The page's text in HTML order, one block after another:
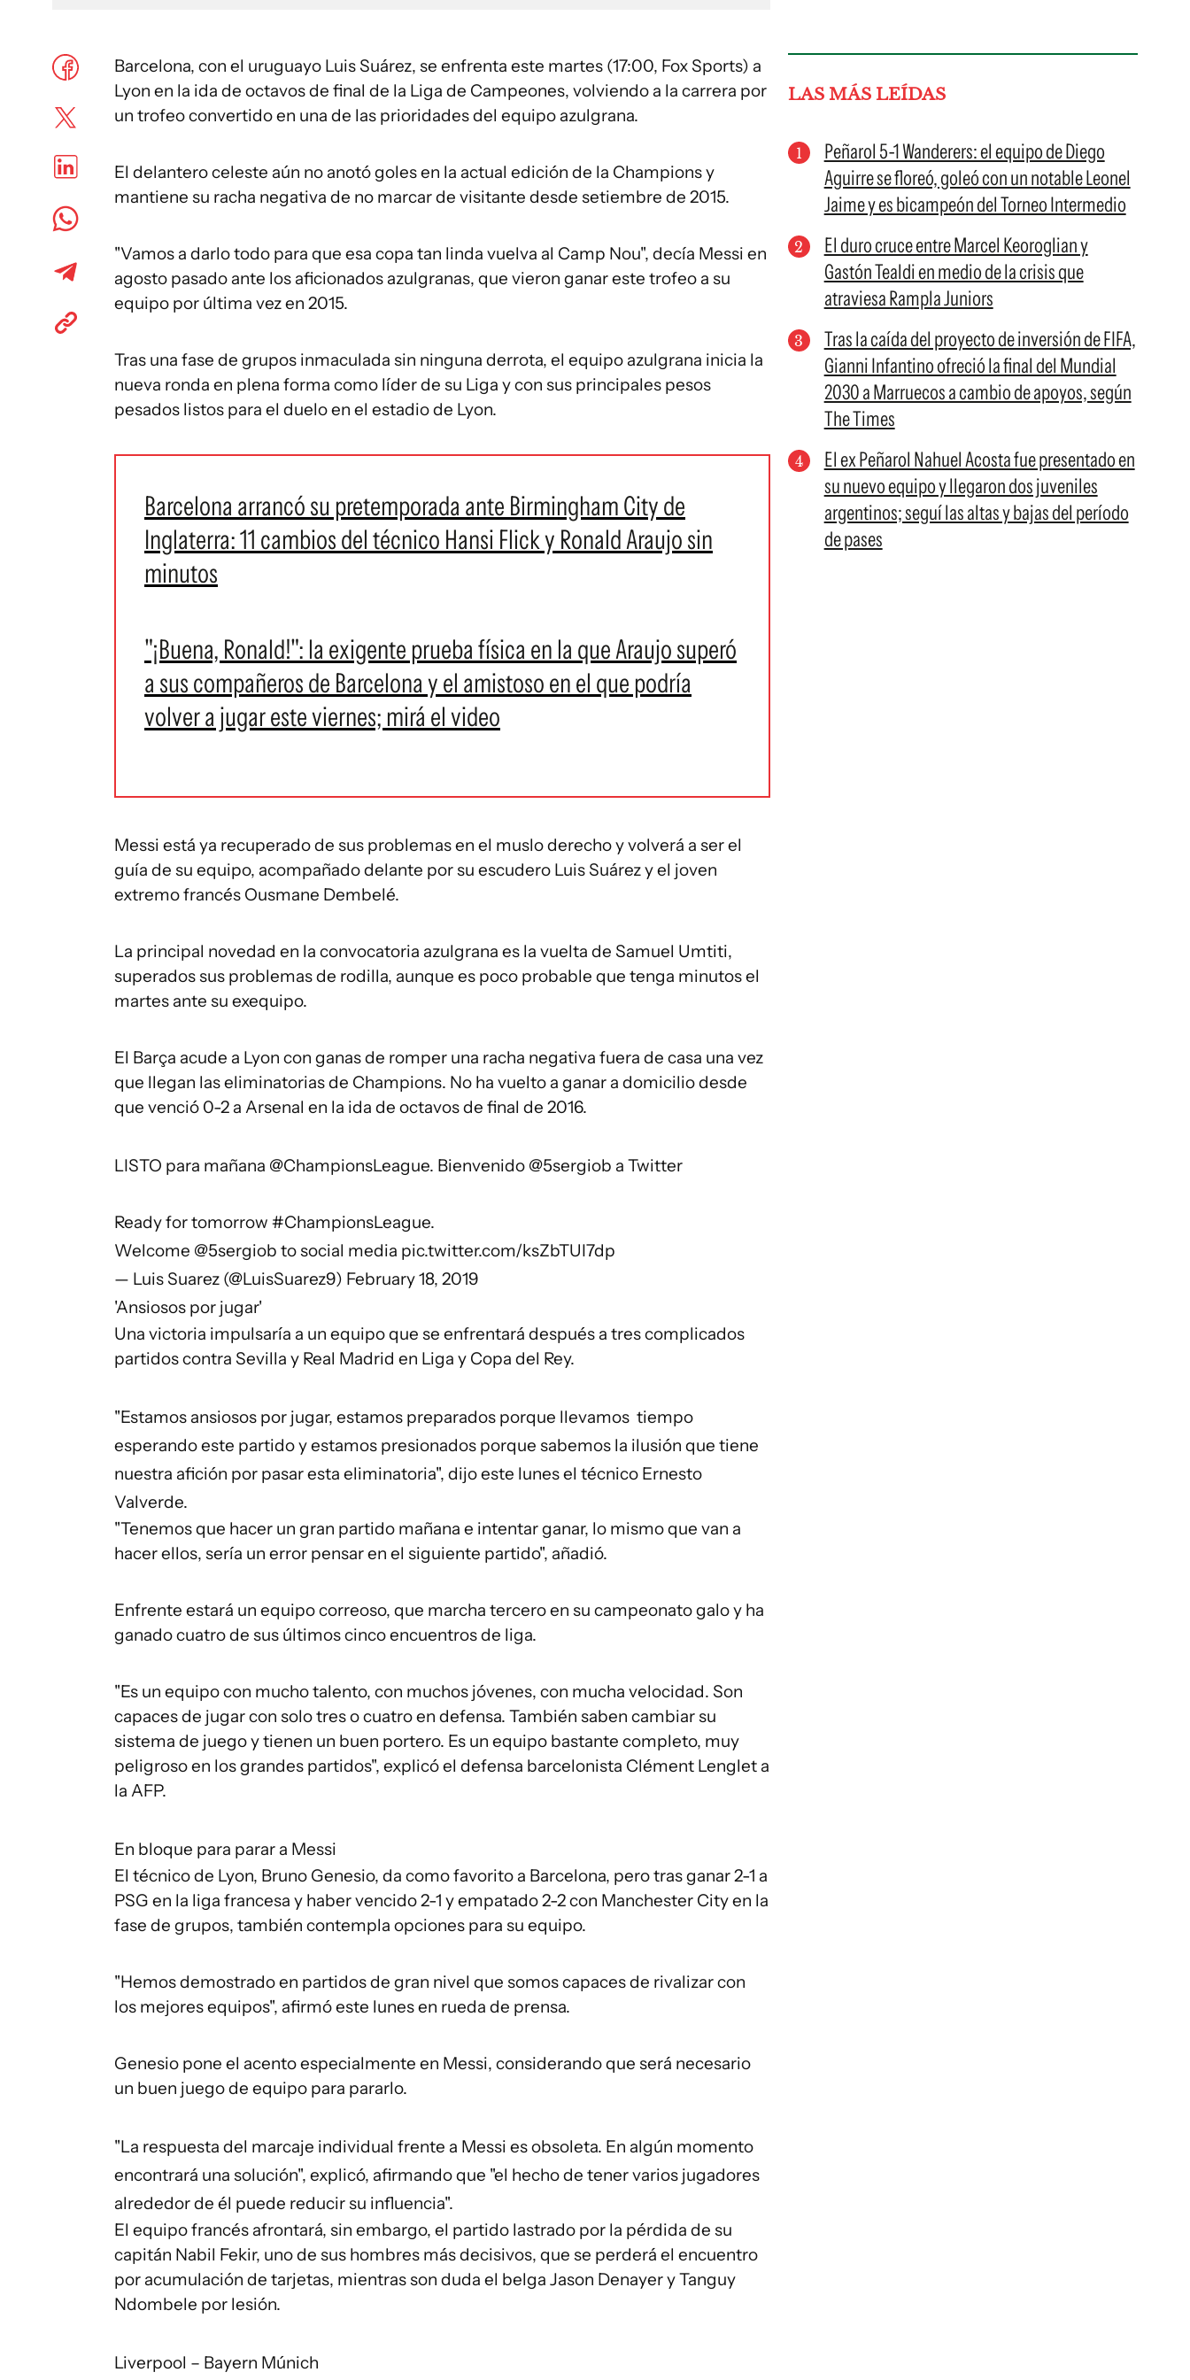
Barcelona, con el uruguayo Luis Suárez, se enfrenta este martes (17:00, Fox Sports) a
Lyon en la ida de octavos de final de la Liga de Campeones, volviendo a la carrera por
un trofeo convertido en una de las prioridades del equipo azulgrana.
El delantero celeste aún no anotó goles en la actual edición de la Champions y
mantiene su racha negativa de no marcar de visitante desde setiembre de 2015.
"Vamos a darlo todo para que esa copa tan linda vuelva al Camp Nou", decía Messi en
agosto pasado ante los aficionados azulgranas, que vieron ganar este trofeo a su
equipo por última vez en 2015.
Tras una fase de grupos inmaculada sin ninguna derrota, el equipo azulgrana inicia la
nueva ronda en plena forma como líder de su Liga y con sus principales pesos
pesados listos para el duelo en el estadio de Lyon.
Barcelona arrancó su pretemporada ante Birmingham City de
Inglaterra: 11 cambios del técnico Hansi Flick y Ronald Araujo sin
minutos
"¡Buena, Ronald!": la exigente prueba física en la que Araujo superó
a sus compañeros de Barcelona y el amistoso en el que podría
volver a jugar este viernes; mirá el video
Messi está ya recuperado de sus problemas en el muslo derecho y volverá a ser el
guía de su equipo, acompañado delante por su escudero Luis Suárez y el joven
extremo francés Ousmane Dembelé.
La principal novedad en la convocatoria azulgrana es la vuelta de Samuel Umtiti,
superados sus problemas de rodilla, aunque es poco probable que tenga minutos el
martes ante su exequipo.
El Barça acude a Lyon con ganas de romper una racha negativa fuera de casa una vez
que llegan las eliminatorias de Champions. No ha vuelto a ganar a domicilio desde
que venció 0-2 a Arsenal en la ida de octavos de final de 2016.
LISTO para mañana @ChampionsLeague. Bienvenido @5sergiob a Twitter
Ready for tomorrow #ChampionsLeague.
Welcome @5sergiob to social media pic.twitter.com/ksZbTUI7dp
— Luis Suarez (@LuisSuarez9) February 18, 2019
'Ansiosos por jugar'
Una victoria impulsaría a un equipo que se enfrentará después a tres complicados
partidos contra Sevilla y Real Madrid en Liga y Copa del Rey.
"Estamos ansiosos por jugar, estamos preparados porque llevamos tiempo
esperando este partido y estamos presionados porque sabemos la ilusión que tiene
nuestra afición por pasar esta eliminatoria", dijo este lunes el técnico Ernesto
Valverde.
"Tenemos que hacer un gran partido mañana e intentar ganar, lo mismo que van a
hacer ellos, sería un error pensar en el siguiente partido", añadió.
Enfrente estará un equipo correoso, que marcha tercero en su campeonato galo y ha
ganado cuatro de sus últimos cinco encuentros de liga.
"Es un equipo con mucho talento, con muchos jóvenes, con mucha velocidad. Son
capaces de jugar con solo tres o cuatro en defensa. También saben cambiar su
sistema de juego y tienen un buen portero. Es un equipo bastante completo, muy
peligroso en los grandes partidos", explicó el defensa barcelonista Clément Lenglet a
la AFP.
En bloque para parar a Messi
El técnico de Lyon, Bruno Genesio, da como favorito a Barcelona, pero tras ganar 2-1 a
PSG en la liga francesa y haber vencido 2-1 y empatado 2-2 con Manchester City en la
fase de grupos, también contempla opciones para su equipo.
"Hemos demostrado en partidos de gran nivel que somos capaces de rivalizar con
los mejores equipos", afirmó este lunes en rueda de prensa.
Genesio pone el acento especialmente en Messi, considerando que será necesario
un buen juego de equipo para pararlo.
"La respuesta del marcaje individual frente a Messi es obsoleta. En algún momento
encontrará una solución", explicó, afirmando que "el hecho de tener varios jugadores
alrededor de él puede reducir su influencia".
El equipo francés afrontará, sin embargo, el partido lastrado por la pérdida de su
capitán Nabil Fekir, uno de sus hombres más decisivos, que se perderá el encuentro
por acumulación de tarjetas, mientras son duda el belga Jason Denayer y Tanguy
Ndombele por lesión.
Liverpool – Bayern Múnich
LAS MÁS LEÍDAS
Peñarol 5-1 Wanderers: el equipo de Diego
Aguirre se floreó, goleó con un notable Leonel
Jaime y es bicampeón del Torneo Intermedio
El duro cruce entre Marcel Keoroglian y
Gastón Tealdi en medio de la crisis que
atraviesa Rampla Juniors
Tras la caída del proyecto de inversión de FIFA,
Gianni Infantino ofreció la final del Mundial
2030 a Marruecos a cambio de apoyos, según
The Times
El ex Peñarol Nahuel Acosta fue presentado en
su nuevo equipo y llegaron dos juveniles
argentinos; seguí las altas y bajas del período
de pases